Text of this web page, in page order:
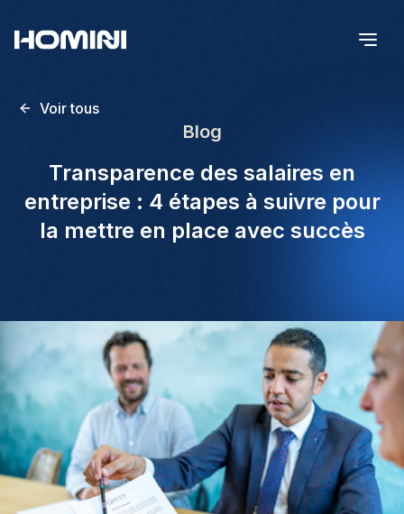
Voir tous
Blog
Transparence des salaires en
entreprise : 4 étapes à suivre pour
la mettre en place avec succès